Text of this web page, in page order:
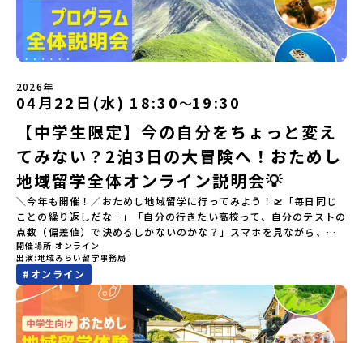
2026年
04月22日(水) 18:30〜19:30
【中学生限定】今の自分をちょっと変え
てみない？2泊3日の大冒険へ！おためし
地域留学全体オンライン説明会💡
＼今年も開催！／おためし地域留学に行ってみよう！🛫「毎日同じ
ことの繰り返しだな…」「自分の行きたい高校って、自分のテストの
点数（偏差値）で決めるしかないのかな？」スマホを見ながら、進
路にモヤモヤしているそこのあなたへ！👀テストの点数ではなく、
あなたの「ワクワク（＝自分軸）」で進路を選ぶ。そんな新しい選
択肢が、「地域みらい留学」です。「でも、いきなり知らない土地
の高校に進学するなんて不安…」そんな人のために、2泊3日で気軽
にプチ体験できる【おためし地域留学】の魅力を凝縮したオンライ
ン説明会のアーカイブ（録画）を公開中です！✨＼🔥ここがすごい！
🔥／おためし地域留学 3つのワクワク🔥🔥 ①スマホじゃわからない
開催場所 オンライン
出演 地域みらい留学事務局
#オンライン